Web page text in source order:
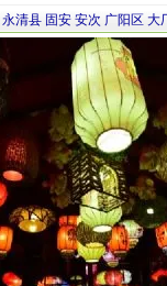
永清县 固安 安次 广阳区 大